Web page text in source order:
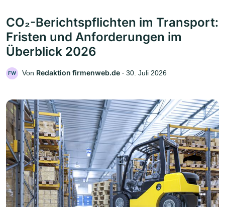
CO₂-Berichtspflichten im Transport:
Fristen und Anforderungen im
Überblick 2026
FW Von Redaktion firmenweb.de ‧ 30. Juli 2026